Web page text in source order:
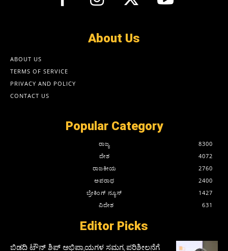
About Us
ABOUT US
TERMS OF SERVICE
PRIVACY AND POLICY
CONTACT US
Popular Category
ರಾಜ್ಯ
8300
ದೇಶ
4072
ರಾಜಕೀಯ
2760
ಅಪರಾಧ
2400
ಬ್ರೇಕಿಂಗ್ ನ್ಯೂಸ್
1427
ವಿದೇಶ
631
Editor Picks
ಬಿಡದಿ ಟೌನ್ ಶಿಪ್ ಅಭಿಪ್ರಾಯಗಳ ಸಮಗ್ರ ಪರಿಶೀಲನೆಗೆ